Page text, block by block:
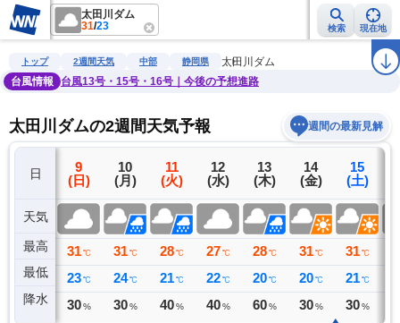
太田川ダム
31/23 検索 現在地
雨雲レーダー 台風情報 地震情報 警報・注意報 ラ
トップ 2週間天気 中部 静岡県
太田川ダム
台風情報
台風13号・15号・16号｜今後の予想進路
太田川ダムの2週間天気予報 週間の最新見解
日
天気
最高
最低
降水
8
(土)
32 ℃
23 ℃
0 ミリ
9
(日)
31 ℃
23 ℃
30 %
10
(月)
31 ℃
24 ℃
30 %
11
(火)
28 ℃
21 ℃
40 %
12
(水)
27 ℃
22 ℃
40 %
13
(木)
28 ℃
20 ℃
60 %
14
(金)
31 ℃
20 ℃
30 %
15
(土)
31 ℃
21 ℃
30 %